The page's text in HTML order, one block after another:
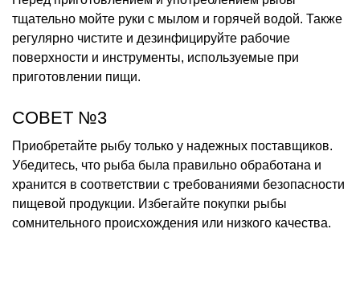
тщательно мойте руки с мылом и горячей водой. Также
регулярно чистите и дезинфицируйте рабочие
поверхности и инструменты, используемые при
приготовлении пищи.
СОВЕТ №3
Приобретайте рыбу только у надежных поставщиков.
Убедитесь, что рыба была правильно обработана и
хранится в соответствии с требованиями безопасности
пищевой продукции. Избегайте покупки рыбы
сомнительного происхождения или низкого качества.